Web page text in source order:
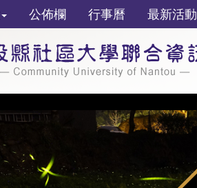
公佈欄 行事曆 最新活動